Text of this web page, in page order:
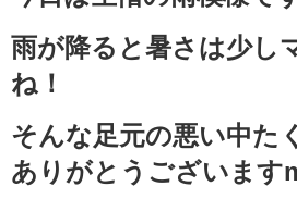
雨が降ると暑さは少し
ね！
そんな足元の悪い中た
ありがとうございます